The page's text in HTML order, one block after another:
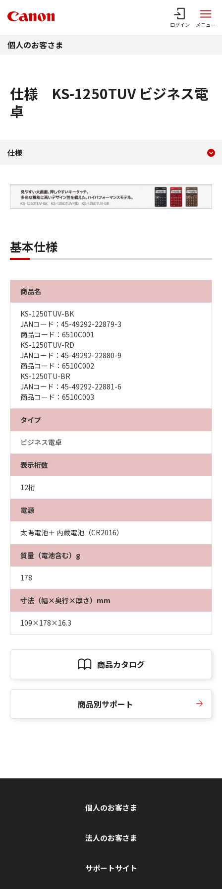
ログイン メニュー
個人のお客さま
仕様 KS-1250TUV ビジネス電
卓
仕様 KS-1250TUV ビジネ
仕様
基本仕様
商品名
KS-1250TUV-BK
JANコード：45-49292-22879-3
商品コード：6510C001
KS-1250TUV-RD
JANコード：45-49292-22880-9
商品コード：6510C002
KS-1250TU-BR
JANコード：45-49292-22881-6
商品コード：6510C003
タイプ
ビジネス電卓
表示桁数
12桁
電源
太陽電池＋ 内蔵電池（CR2016）
質量（電池含む）g
178
寸法（幅×奥行×厚さ）mm
109×178×16.3
商品カタログ
商品別サポート
個人のお客さま
法人のお客さま
サポートサイト